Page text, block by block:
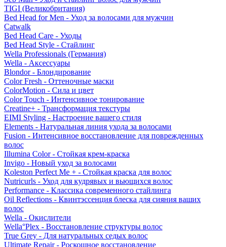
TIGI (Великобритания)
Bed Head for Men - Уход за волосами для мужчин
Catwalk
Bed Head Care - Уходы
Bed Head Style - Стайлинг
Wella Professionals (Германия)
Wella - Аксессуары
Blondor - Блондирование
Color Fresh - Оттеночные маски
ColorMotion - Сила и цвет
Color Touch - Интенсивное тонирование
Creatine+ - Трансформация текстуры
EIMI Styling - Настроение вашего стиля
Elements - Натуральная линия ухода за волосами
Fusion - Интенсивное восстановление для поврежденных
волос
Illumina Color - Стойкая крем-краска
Invigo - Новый уход за волосами
Koleston Perfect Me + - Стойкая краска для волос
Nutricurls - Уход для кудрявых и вьющихся волос
Performance - Классика современного стайлинга
Oil Reflections - Квинтэссенция блеска для сияния ваших
волос
Wella - Окислители
Wella°Plex - Восстановление структуры волос
True Grey - Для натуральных седых волос
Ultimate Repair - Роскошное восстановление